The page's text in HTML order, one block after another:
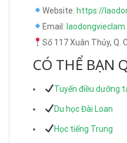
Website: https://
Email:
Số 117 Xuân Thủy, Q.
CÓ THỂ BẠN
Tuyển điều dưỡng
Du học Đài Loan
Học tiếng Trung